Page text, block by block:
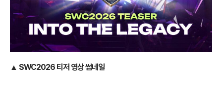
▲ SWC2026 티저 영상 썸네일